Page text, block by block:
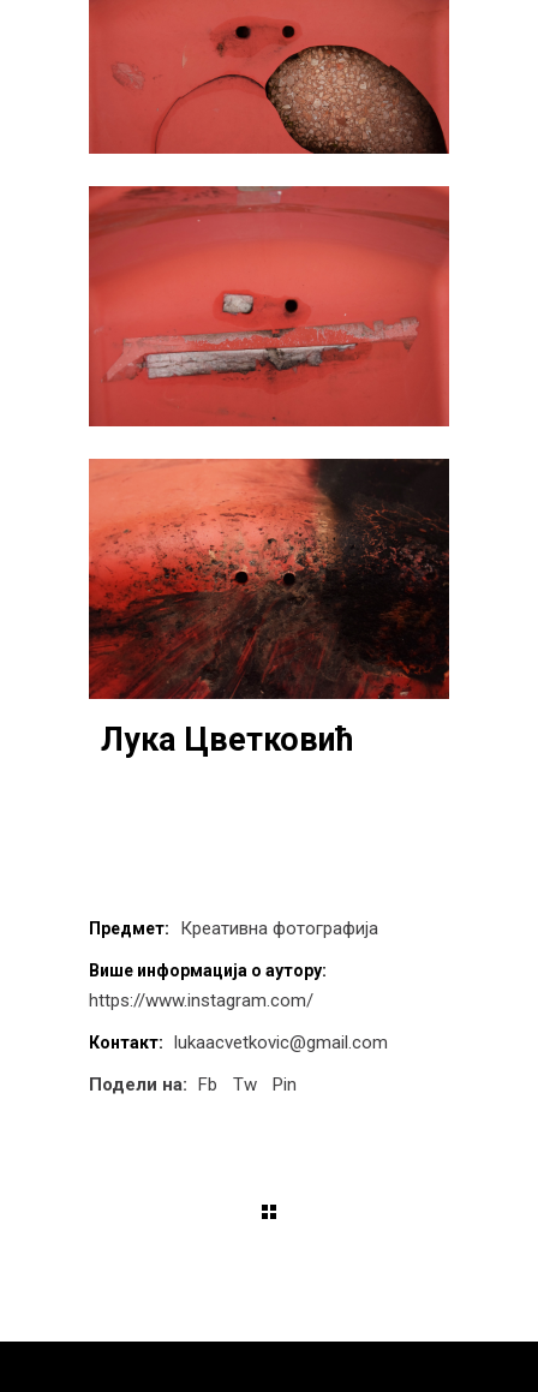
Лука Цветковић
Предмет: Креативна фотографија
Више информација о аутору:
https://www.instagram.com/
Контакт:
lukaacvetkovic@gmail.com
Подели на:
Fb Tw Pin